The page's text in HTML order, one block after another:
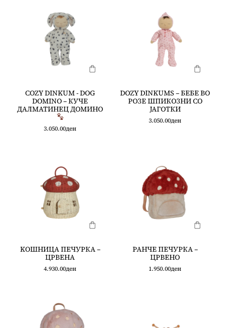
COZY DINKUM - DOG
DOMINO – КУЧЕ
ДАЛМАТИНЕЦ ДОМИНО
3.050.00ден
DOZY DINKUMS – БЕБЕ ВО
РОЗЕ ШПИКОЗНИ СО
ЈАГОТКИ
3.050.00ден
KOШНИЦА ПЕЧУРКА –
ЦРВЕНА
4.930.00ден
РАНЧЕ ПЕЧУРКА –
ЦРВЕНО
1.950.00ден